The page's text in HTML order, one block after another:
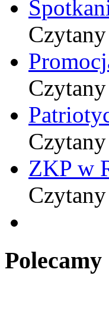
ZKP w
Polecamy